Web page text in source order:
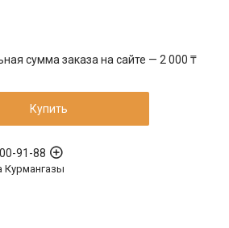
сумма заказа на сайте — 2 000 ₸
Купить
91-88
Курмангазы